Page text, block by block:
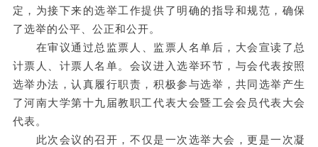
定，为接下来的选举工作提供了明确的指导和规范，确保
了选举的公平、公正和公开。
在审议通过总监票人、监票人名单后，大会宣读了总
计票人、计票人名单。会议进入选举环节，与会代表按照
选举办法，认真履行职责，积极参与选举，共同选举产生
了河南大学第十九届教职工代表大会暨工会会员代表大会
代表。
此次会议的召开，不仅是一次选举大会，更是一次凝